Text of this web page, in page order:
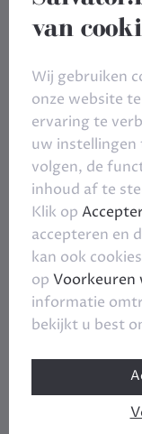
van
Wij gebruiken
onze website
ervaring te
uw
volgen, de
inhoud af te
Klik op
accepteren en
kan ook
op Voorkeuren
informatie
bekijkt u best